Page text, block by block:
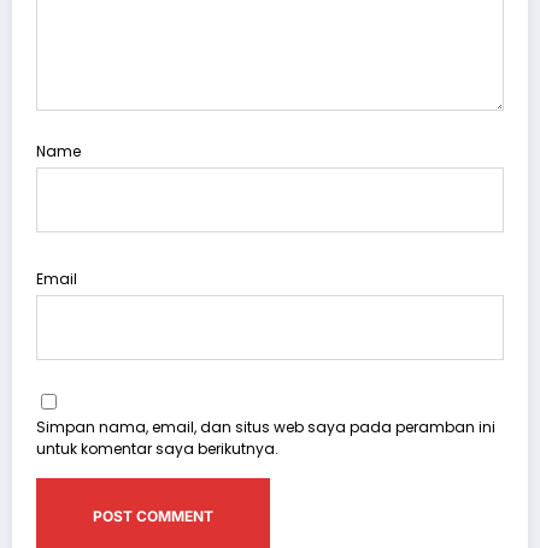
Name
Email
Simpan nama, email, dan situs web saya pada peramban ini
untuk komentar saya berikutnya.